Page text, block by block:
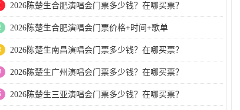
2026陈楚生合肥演唱会门票多少钱？在哪买票？
2026陈楚生合肥演唱会门票价格+时间+歌单
2026陈楚生南昌演唱会门票多少钱？在哪买票？
2026陈楚生广州演唱会门票多少钱？在哪买票？
2026陈楚生三亚演唱会门票多少钱？在哪买票？